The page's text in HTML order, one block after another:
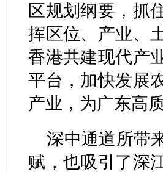
区规划纲要，抓
挥区位、产业、
香港共建现代产
平台，加快发展
产业，为广东高
深中通道所带
赋，也吸引了深